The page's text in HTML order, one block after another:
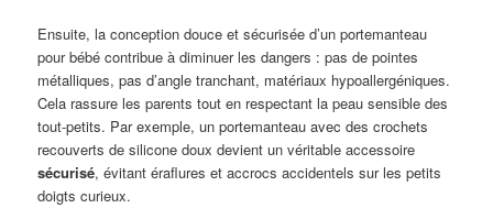
Ensuite, la conception douce et sécurisée d’un portemanteau
pour bébé contribue à diminuer les dangers : pas de pointes
métalliques, pas d’angle tranchant, matériaux hypoallergéniques.
Cela rassure les parents tout en respectant la peau sensible des
tout-petits. Par exemple, un portemanteau avec des crochets
recouverts de silicone doux devient un véritable accessoire
sécurisé, évitant éraflures et accrocs accidentels sur les petits
doigts curieux.